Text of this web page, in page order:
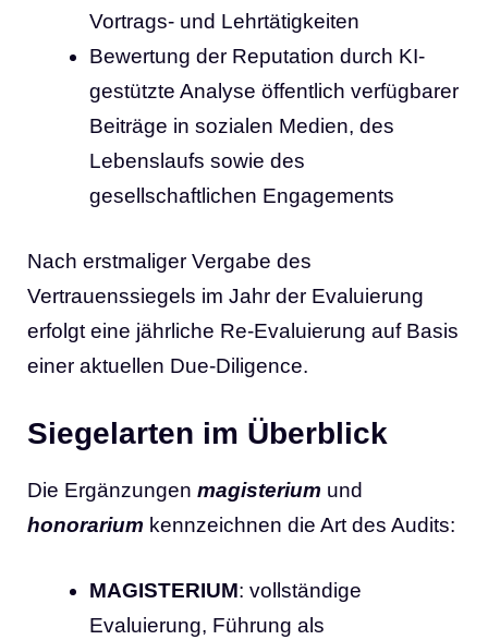
Vortrags- und Lehrtätigkeiten
Bewertung der Reputation durch KI-
gestützte Analyse öffentlich verfügbarer
Beiträge in sozialen Medien, des
Lebenslaufs sowie des
gesellschaftlichen Engagements
Nach erstmaliger Vergabe des
Vertrauenssiegels im Jahr der Evaluierung
erfolgt eine jährliche Re-Evaluierung auf Basis
einer aktuellen Due-Diligence.
Siegelarten im Überblick
Die Ergänzungen magisterium und
honorarium kennzeichnen die Art des Audits:
MAGISTERIUM: vollständige
Evaluierung, Führung als